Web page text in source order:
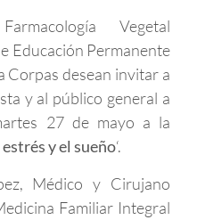
Vegetal
Educación Permanente
Corpas desean invitar a
y al público general a
27 de mayo a la
y el sueño‘.
Médico y Cirujano
Familiar Integral